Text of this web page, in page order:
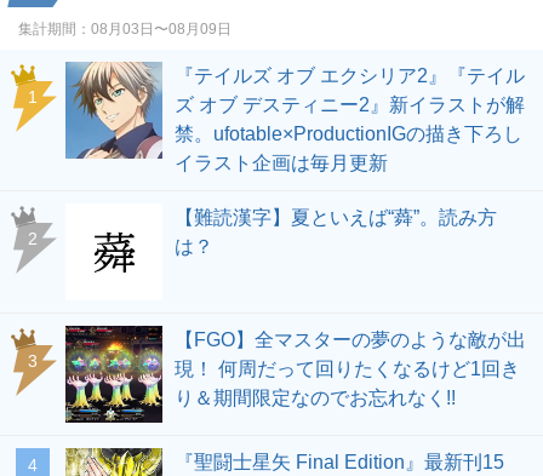
集計期間： 08月03日〜08月09日
1
『テイルズ オブ エクシリア2』『テイル
ズ オブ デスティニー2』新イラストが解
禁。ufotable×ProductionIGの描き下ろし
イラスト企画は毎月更新
2
【難読漢字】夏といえば“蕣”。読み方
は？
3
【FGO】全マスターの夢のような敵が出
現！ 何周だって回りたくなるけど1回き
り＆期間限定なのでお忘れなく!!
4
『聖闘士星矢 Final Edition』最新刊15